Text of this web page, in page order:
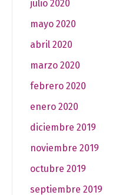
julio 2020
mayo 2020
abril 2020
marzo 2020
febrero 2020
enero 2020
diciembre 2019
noviembre 2019
octubre 2019
septiembre 2019